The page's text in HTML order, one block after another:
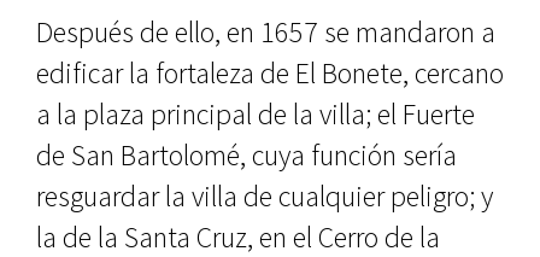
Después de ello, en 1657 se man­daron a
edificar la fortaleza de El Bo­nete, cercano
a la plaza principal de la villa; el Fuerte
de San Bartolomé, cuya función sería
resguardar la villa de cualquier peligro; y
la de la Santa Cruz, en el Cerro de la